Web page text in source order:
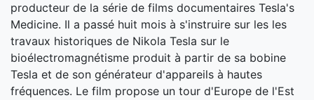
producteur de la série de films documentaires Tesla's
Medicine. Il a passé huit mois à s'instruire sur les les
travaux historiques de Nikola Tesla sur le
bioélectromagnétisme produit à partir de sa bobine
Tesla et de son générateur d'appareils à hautes
fréquences. Le film propose un tour d'Europe de l'Est